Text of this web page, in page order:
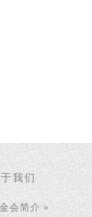
我们
会简介 »